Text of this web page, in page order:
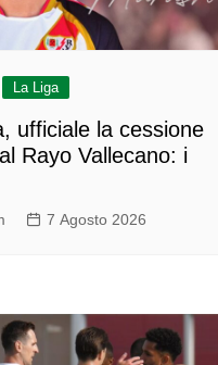
La Liga
ufficiale la cessione
Rayo Vallecano: i
7 Agosto 2026